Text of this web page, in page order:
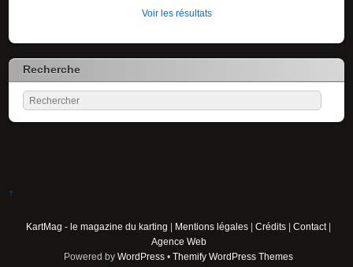
Voir les résultats
Recherche
↑
KartMag - le magazine du karting Mentions légales Crédits Contact|
Agence Web
Powered by WordPress • Themify WordPress Themes